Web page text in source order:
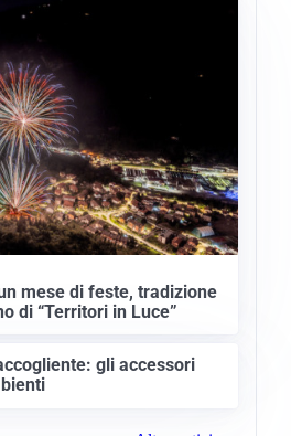
mese di feste, tradizione
di “Territori in Luce”
gli accessori